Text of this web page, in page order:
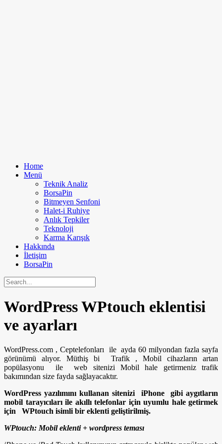
Home
Menü
Teknik Analiz
BorsaPin
Bitmeyen Senfoni
Halet-i Ruhiye
Anlık Tepkiler
Teknoloji
Karma Karışık
Hakkında
İletişim
BorsaPin
WordPress WPtouch eklentisi
ve ayarları
WordPress.com , Ceptelefonları ile ayda 60 milyondan fazla sayfa
görünümü alıyor. Müthiş bi Trafik , Mobil cihazların artan
popülasyonu ile web sitenizi Mobil hale getirmeniz trafik
bakımından size fayda sağlayacaktır.
WordPress yazılımını kullanan sitenizi iPhone gibi aygıtların
mobil tarayıcıları ile akıllı telefonlar için uyumlu hale getirmek
için WPtouch isimli bir eklenti geliştirilmiş.
WPtouch: Mobil eklenti + wordpress teması